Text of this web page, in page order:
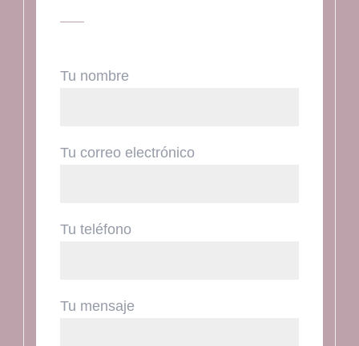
Tu nombre
Tu correo electrónico
Tu teléfono
Tu mensaje